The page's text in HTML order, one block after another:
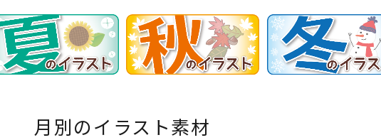
月別のイラスト素材